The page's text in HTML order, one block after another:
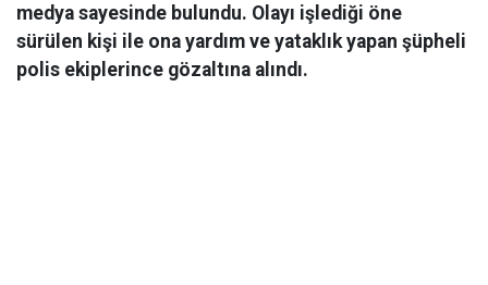
medya sayesinde bulundu. Olayı işlediği öne
sürülen kişi ile ona yardım ve yataklık yapan şüpheli
polis ekiplerince gözaltına alındı.